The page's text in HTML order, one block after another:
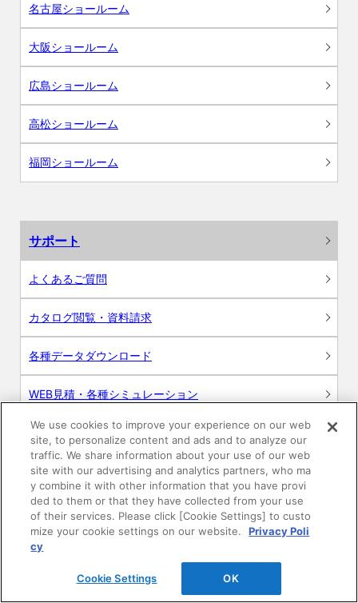
名古屋ショールーム
大阪ショールーム
広島ショールーム
高松ショールーム
福岡ショールーム
サポート
よくあるご質問
カタログ閲覧・資料請求
各種データダウンロード
WEB見積・各種シミュレーション
交換用部品の購入
修理・点検
お問い合わせ
ログイン
建築・設計関係者様向けサイト
We use cookies to improve your experience on our web
site, to personalize content and ads and to analyze our
traffic. We share information about your use of our web
site with our advertising and analytics partners, who ma
y combine it with other information that you have provi
ded to them or that they have collected from your use
of their services. Please click [Cookie Settings] to custo
mize your cookie settings on our website.
Privacy Poli
cy
Cookie Settings OK